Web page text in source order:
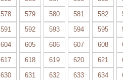
578 579 580 581 582
591 592 593 594 595
604 605 606 607 608
617 618 619 620 621
630 631 632 633 634